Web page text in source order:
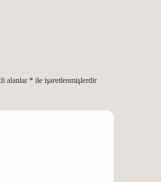
alanlar * ile işaretlenmişlerdir